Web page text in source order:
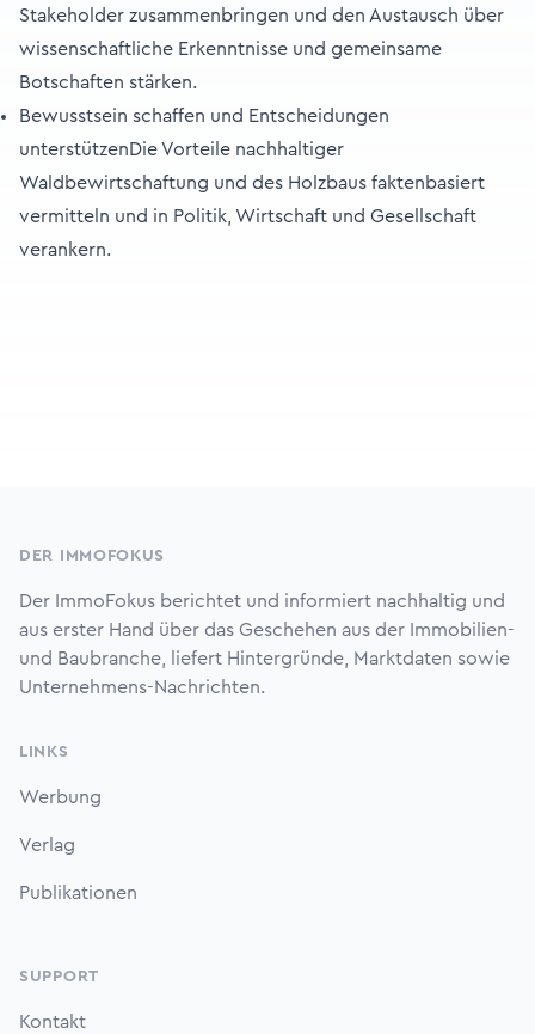
Stakeholder zusammenbringen und den Austausch über
wissenschaftliche Erkenntnisse und gemeinsame
Botschaften stärken.
Bewusstsein schaffen und Entscheidungen
unterstützenDie Vorteile nachhaltiger
Waldbewirtschaftung und des Holzbaus faktenbasiert
vermitteln und in Politik, Wirtschaft und Gesellschaft
verankern.
DER IMMOFOKUS
Der ImmoFokus berichtet und informiert nachhaltig und
aus erster Hand über das Geschehen aus der Immobilien-
und Baubranche, liefert Hintergründe, Marktdaten sowie
Unternehmens-Nachrichten.
LINKS
Werbung
Verlag
Publikationen
SUPPORT
Kontakt